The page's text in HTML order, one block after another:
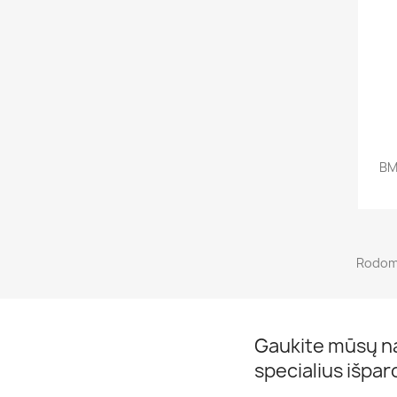
Gaukite mūsų
specialius